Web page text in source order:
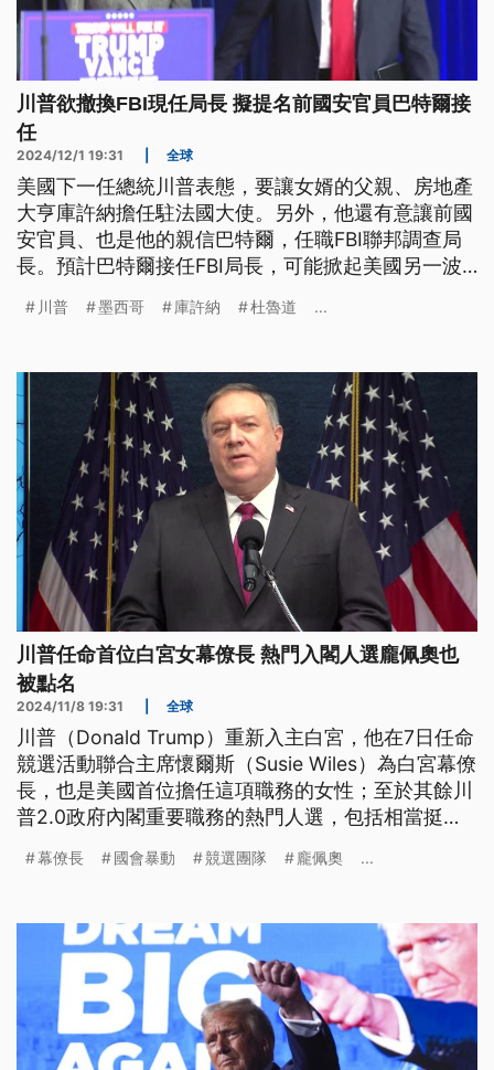
川普欲撤換FBI現任局長 擬提名前國安官員巴特爾接
任
2024/12/1 19:31 全球
美國下一任總統川普表態，要讓女婿的父親、房地產
大亨庫許納擔任駐法國大使。另外，他還有意讓前國
安官員、也是他的親信巴特爾，任職FBI聯邦調查局
長。預計巴特爾接任FBI局長，可能掀起美國另一波
川普 墨西哥 庫許納 杜魯道 ...
川普任命首位白宮女幕僚長 熱門入閣人選龐佩奧也
被點名
2024/11/8 19:31 全球
川普（Donald Trump）重新入主白宮，他在7日任命
競選活動聯合主席懷爾斯（Susie Wiles）為白宮幕僚
長，也是美國首位擔任這項職務的女性；至於其餘川
普2.0政府內閣重要職務的熱門人選，包括相當挺台
部長；反共立場鮮明的佛州參議員盧比歐（Marco
幕僚長 國會暴動 競選團隊 龐佩奧 ...